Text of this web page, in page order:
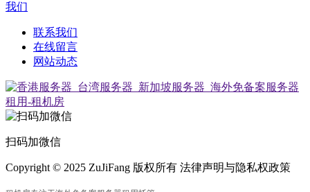
我们
联系我们
在线留言
网站动态
扫码加微信
Copyright © 2025 ZuJiFang 版权所有 法律声明与隐私权政策